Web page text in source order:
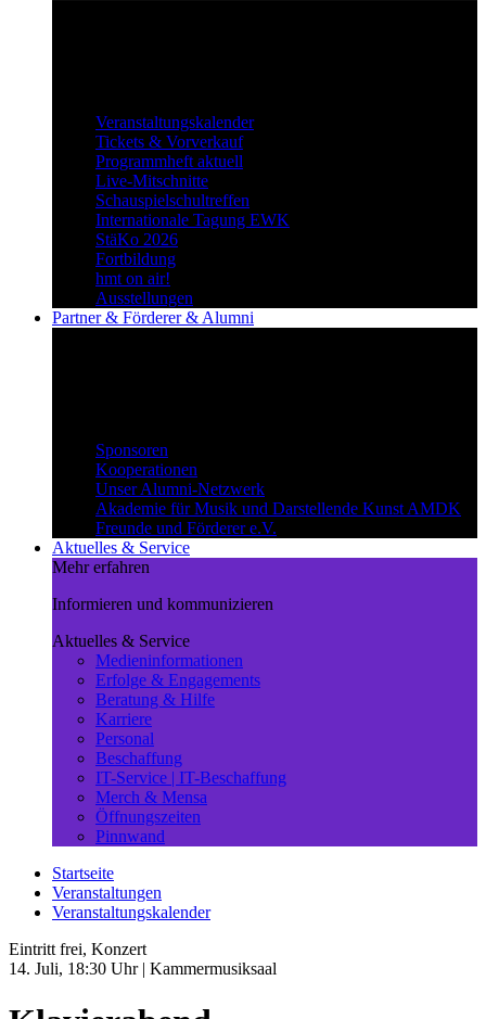
Veranstaltungskalender
Tickets & Vorverkauf
Programmheft aktuell
Live-Mitschnitte
Schauspielschultreffen
Internationale Tagung EWK
StäKo 2026
Fortbildung
hmt on air!
Ausstellungen
Partner & Förderer & Alumni
Sponsoren
Kooperationen
Unser Alumni-Netzwerk
Akademie für Musik und Darstellende Kunst AMDK
Freunde und Förderer e.V.
Aktuelles & Service
Mehr erfahren
Informieren und kommunizieren
Aktuelles & Service
Medieninformationen
Erfolge & Engagements
Beratung & Hilfe
Karriere
Personal
Beschaffung
IT-Service | IT-Beschaffung
Merch & Mensa
Öffnungszeiten
Pinnwand
Startseite
Veranstaltungen
Veranstaltungskalender
Eintritt frei, Konzert
14. Juli, 18:30 Uhr | Kammermusiksaal